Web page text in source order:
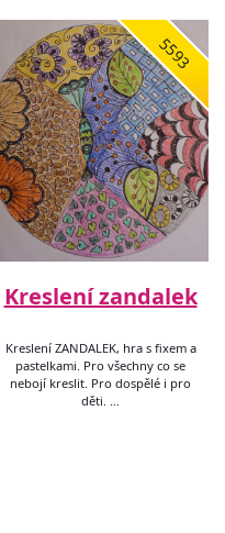
5593
Kreslení zandalek
Kreslení ZANDALEK, hra s fixem a
pastelkami. Pro všechny co se
nebojí kreslit. Pro dospělé i pro
děti. …